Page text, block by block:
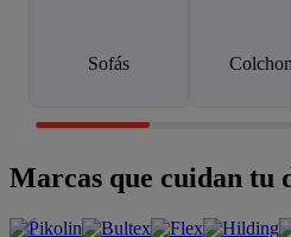
Sofás
Marcas que cuidan tu